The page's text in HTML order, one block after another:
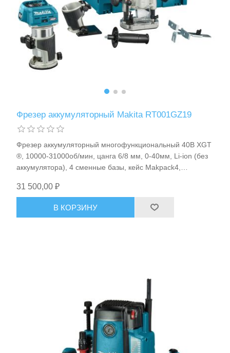
Фрезер аккумуляторный Makita RT001GZ19
Фрезер аккумуляторный многофункциональный 40В XGT
®, 10000-31000об/мин, цанга 6/8 мм, 0-40мм, Li-ion (без
аккумулятора), 4 сменные базы, кейс Makpack4,
31 500,00 ₽
В КОРЗИНУ